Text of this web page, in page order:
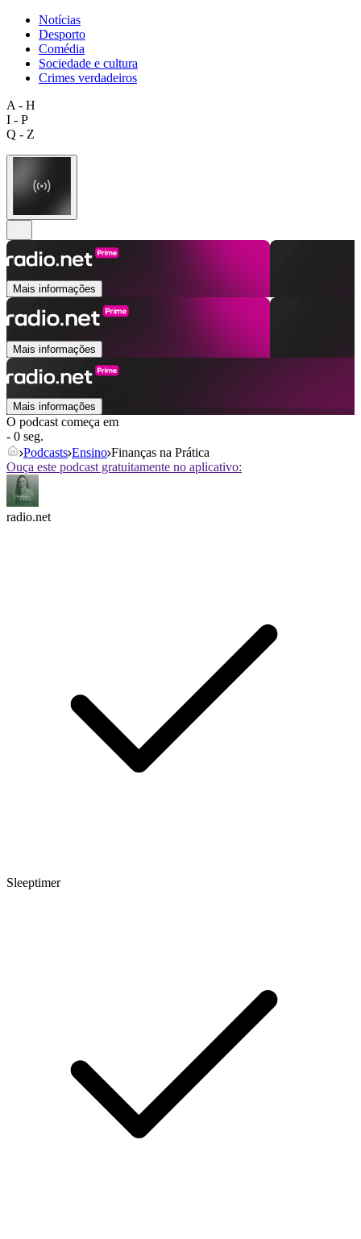
Notícias
Desporto
Comédia
Sociedade e cultura
Crimes verdadeiros
A - H
I - P
Q - Z
Mais informações
Mais informações
Mais informações
O podcast começa em
- 0 seg.
Podcasts Ensino Finanças na Prática
Ouça este podcast gratuitamente no aplicativo:
radio.net
Sleeptimer